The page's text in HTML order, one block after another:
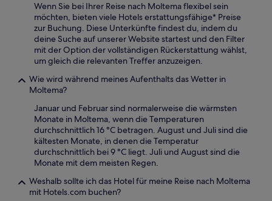
Wenn Sie bei Ihrer Reise nach Moltema flexibel sein
möchten, bieten viele Hotels erstattungsfähige* Preise
zur Buchung. Diese Unterkünfte findest du, indem du
deine Suche auf unserer Website startest und den Filter
mit der Option der vollständigen Rückerstattung wählst,
um gleich die relevanten Treffer anzuzeigen.
Wie wird während meines Aufenthalts das Wetter in
Moltema?
Januar und Februar sind normalerweise die wärmsten
Monate in Moltema, wenn die Temperaturen
durchschnittlich 16 °C betragen. August und Juli sind die
kältesten Monate, in denen die Temperatur
durchschnittlich bei 9 °C liegt. Juli und August sind die
Monate mit dem meisten Regen.
Weshalb sollte ich das Hotel für meine Reise nach Moltema
mit Hotels.com buchen?